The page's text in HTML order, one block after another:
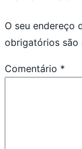
O seu endereço
obrigatórios são
Comentário *